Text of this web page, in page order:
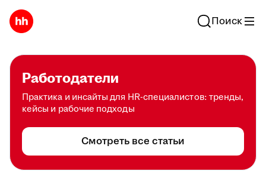
Поиск
Работодатели
Практика и инсайты для HR-специалистов: тренды,
кейсы и рабочие подходы
Смотреть все статьи